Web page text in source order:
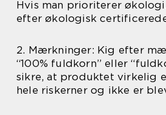
Hvis man prioriterer
efter økologisk
2. Mærkninger: Kig efter
“100% fuldkorn” eller
sikre, at produktet virkelig
hele riskerner og ikke er